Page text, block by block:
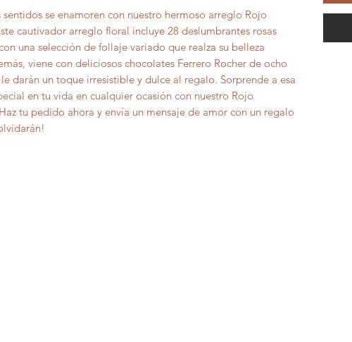
sentidos se enamoren con nuestro hermoso arreglo Rojo
cautivador arreglo floral incluye 28 deslumbrantes rosas
una selección de follaje variado que realza su belleza
viene con deliciosos chocolates Ferrero Rocher de ocho
darán un toque irresistible y dulce al regalo. Sorprende a esa
en tu vida en cualquier ocasión con nuestro Rojo
tu pedido ahora y envía un mensaje de amor con un regalo